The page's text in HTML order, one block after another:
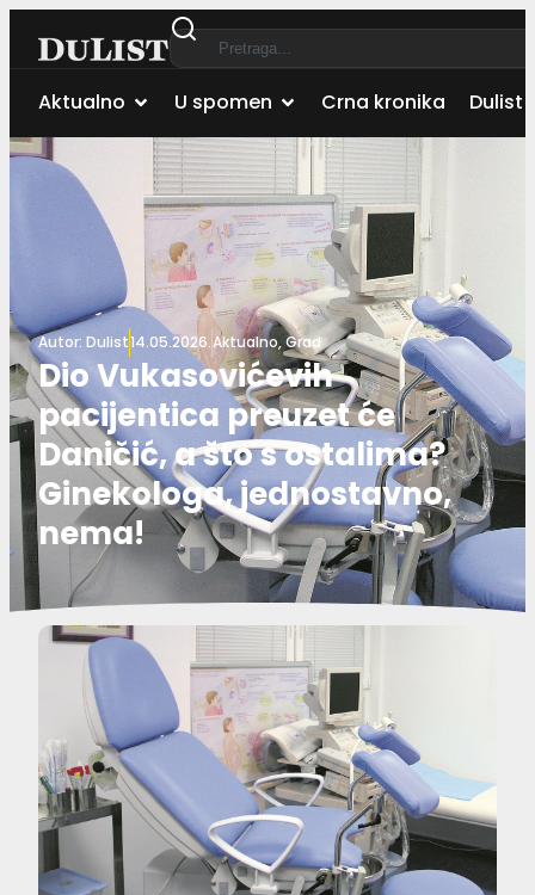
Aktualno U spomen Crna kronika Dulist
Autor: Dulist14.05.2026.Aktualno,Grad
Dio Vukasovićevih
pacijentica preuzet će
Daničić, a što s ostalima?
Ginekologa, jednostavno,
nema!